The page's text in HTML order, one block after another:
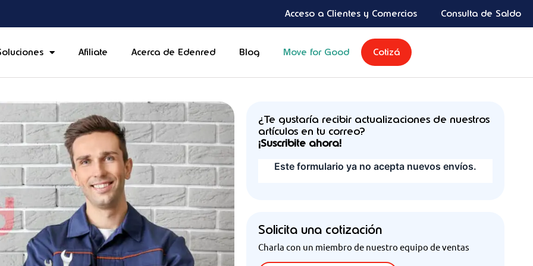
Acceso a Clientes y Comercios Consulta de Saldo
Afiliate Acerca de Edenred Blog Move for Good Cotizá
¿Te gustaría recibir actualizaciones de nuestros
artículos en tu correo?
¡Suscribite ahora!
Solicita una cotización
Charla con un miembro de nuestro equipo de ventas